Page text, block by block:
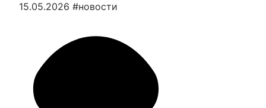
15.05.2026 #новости